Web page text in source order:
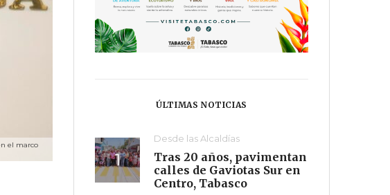
el marco
ÚLTIMAS NOTICIAS
Desde las Alcaldías
Tras 20 años, pavimentan
calles de Gaviotas Sur en
Centro, Tabasco